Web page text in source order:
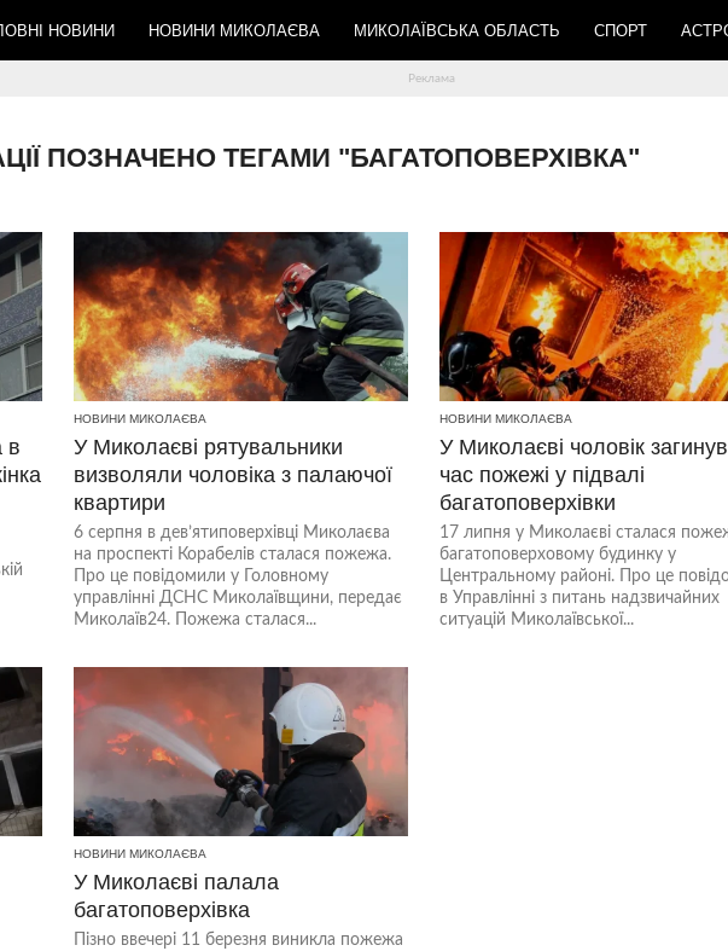
НОВИНИ НОВИНИ МИКОЛАЄВА МИКОЛАЇВСЬКА ОБЛАСТЬ СПОРТ
ПОЗНАЧЕНО ТЕГАМИ "БАГАТОПОВЕРХІВКА"
в
НОВИНИ МИКОЛАЄВА
У Миколаєві рятувальники
визволяли чоловіка з палаючої
квартири
6 серпня в дев’ятиповерхівці Миколаєва
на проспекті Корабелів сталася пожежа.
Про це повідомили у Головному
управлінні ДСНС Миколаївщини, передає
Миколаїв24. Пожежа сталася...
НОВИНИ МИКОЛАЄВА
У Миколаєві чоловік
час пожежі у підвалі
багатоповерхівки
17 липня у Миколаєві сталася
багатоповерховому будинку у
Центральному районі. Про це
в Управлінні з питань надзвичайних
ситуацій Миколаївської...
НОВИНИ МИКОЛАЄВА
У Миколаєві палала
багатоповерхівка
Пізно ввечері 11 березня виникла пожежа